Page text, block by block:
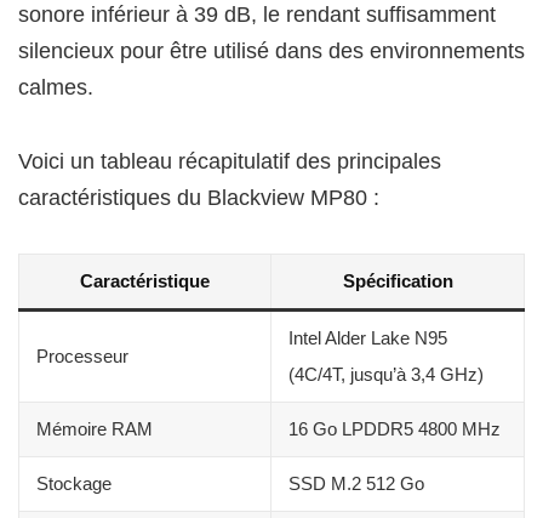
sonore inférieur à 39 dB, le rendant suffisamment
silencieux pour être utilisé dans des environnements
calmes.
Voici un tableau récapitulatif des principales
caractéristiques du Blackview MP80 :
Caractéristique Spécification
Processeur
Intel Alder Lake N95
(4C/4T, jusqu’à 3,4 GHz)
Mémoire RAM 16 Go LPDDR5 4800 MHz
Stockage SSD M.2 512 Go